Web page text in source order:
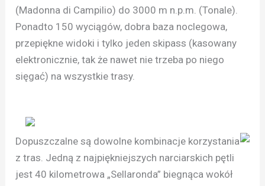
(Madonna di Campilio) do 3000 m n.p.m. (Tonale).
Ponadto 150 wyciągów, dobra baza noclegowa,
przepiękne widoki i tylko jeden skipass (kasowany
elektronicznie, tak że nawet nie trzeba po niego
sięgać) na wszystkie trasy.
Dopuszczalne są dowolne kombinacje korzystania
z tras. Jedną z najpiękniejszych narciarskich pętli
jest 40 kilometrowa „Sellaronda” biegnąca wokół